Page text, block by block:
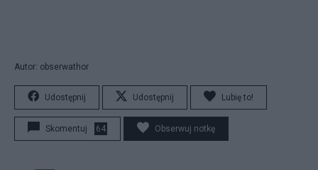
Autor: obserwathor
Udostępnij Udostępnij Lubię to!
Skomentuj 64 Obserwuj notkę